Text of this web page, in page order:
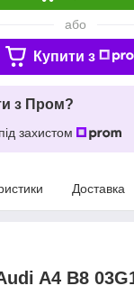
або
Купити з
з Пром?
захистом
Доставка
A4 B8